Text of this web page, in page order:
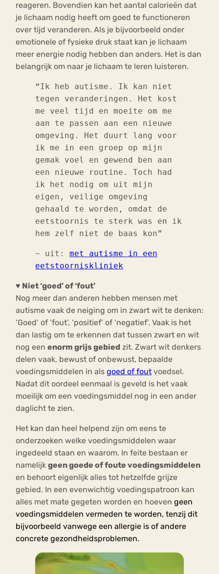
reageren. Bovendien kan het aantal calorieën dat
je lichaam nodig heeft om goed te functioneren
over tijd veranderen. Als je bijvoorbeeld onder
emotionele of fysieke druk staat kan je lichaam
meer energie nodig hebben dan anders. Het is dan
belangrijk om naar je lichaam te leren luisteren.
“Ik heb autisme. Ik kan niet
tegen veranderingen. Het kost
me veel tijd en moeite om me
aan te passen aan een nieuwe
omgeving. Het duurt lang voor
ik me in een groep op mijn
gemak voel en gewend ben aan
een nieuwe routine. Toch had
ik het nodig om uit mijn
eigen, veilige omgeving
gehaald te worden, omdat de
eetstoornis te sterk was en ik
hem zelf niet de baas kon”
~ uit: met autisme in een
eetstoorniskliniek
♥ Niet ‘goed’ of ‘fout’
Nog meer dan anderen hebben mensen met
autisme vaak de neiging om in zwart wit te denken:
‘Goed’ of ‘fout’, ‘positief’ of ‘negatief’. Vaak is het
dan lastig om te erkennen dat tussen zwart en wit
nog een enorm grijs gebied zit. Zwart wit denkers
delen vaak, bewust of onbewust, bepaalde
voedingsmiddelen in als goed of fout voedsel.
Nadat dit oordeel eenmaal is geveld is het vaak
moeilijk om een voedingsmiddel nog in een ander
daglicht te zien.
Het kan dan heel helpend zijn om eens te
onderzoeken welke voedingsmiddelen waar
ingedeeld staan en waarom. In feite bestaan er
namelijk geen goede of foute voedingsmiddelen
en behoort eigenlijk alles tot hetzelfde grijze
gebied. In een evenwichtig voedingspatroon kan
alles met mate gegeten worden en hoeven geen
voedingsmiddelen vermeden te worden, tenzij dit
bijvoorbeeld vanwege een allergie is of andere
concrete gezondheidsproblemen.